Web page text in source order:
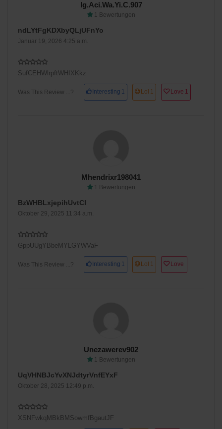
Ig.aci.wa.yi.c.907
1 Bewertungen
ndLYtFgKDXbyQLjUFnYo
Januar 19, 2026 4:25 a.m.
SufCEHWlrpftWHIXKkz
Was This Review ...? Interesting 1 Lol 1 Love 1
Mhendrixr198041
1 Bewertungen
BzWHBLxjepihUvtCI
Oktober 29, 2025 11:34 a.m.
GppUUgYBbeMYLGYWVaF
Was This Review ...? Interesting 1 Lol 1 Love
Unezawerev902
1 Bewertungen
UqVHNBJcYvXNJdtyrVnfEYxF
Oktober 28, 2025 12:49 p.m.
XSNFwkqMBkBMSowmfBgautJF